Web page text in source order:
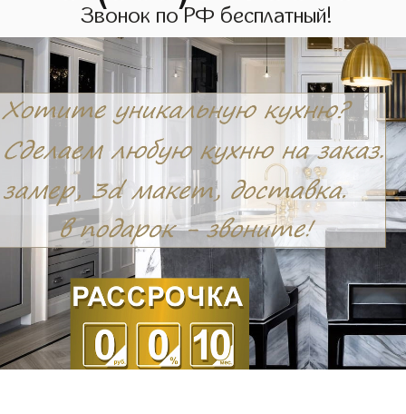
Звонок по РФ бесплатный!